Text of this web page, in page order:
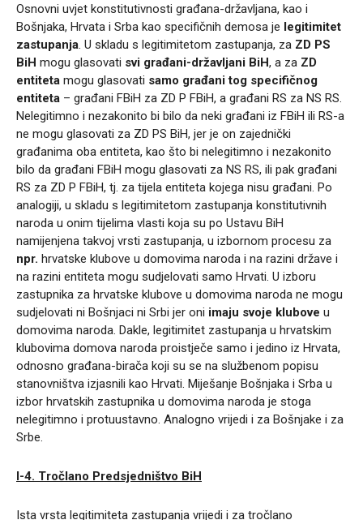
Osnovni uvjet konstitutivnosti građana-državljana, kao i
Bošnjaka, Hrvata i Srba kao specifičnih demosa je legitimitet
zastupanja. U skladu s legitimitetom zastupanja, za ZD PS
BiH mogu glasovati svi građani-državljani BiH, a za ZD
entiteta mogu glasovati samo građani tog specifičnog
entiteta – građani FBiH za ZD P FBiH, a građani RS za NS RS.
Nelegitimno i nezakonito bi bilo da neki građani iz FBiH ili RS-a
ne mogu glasovati za ZD PS BiH, jer je on zajednički
građanima oba entiteta, kao što bi nelegitimno i nezakonito
bilo da građani FBiH mogu glasovati za NS RS, ili pak građani
RS za ZD P FBiH, tj. za tijela entiteta kojega nisu građani. Po
analogiji, u skladu s legitimitetom zastupanja konstitutivnih
naroda u onim tijelima vlasti koja su po Ustavu BiH
namijenjena takvoj vrsti zastupanja, u izbornom procesu za
npr. hrvatske klubove u domovima naroda i na razini države i
na razini entiteta mogu sudjelovati samo Hrvati. U izboru
zastupnika za hrvatske klubove u domovima naroda ne mogu
sudjelovati ni Bošnjaci ni Srbi jer oni imaju svoje klubove u
domovima naroda. Dakle, legitimitet zastupanja u hrvatskim
klubovima domova naroda proistječe samo i jedino iz Hrvata,
odnosno građana-birača koji su se na službenom popisu
stanovništva izjasnili kao Hrvati. Miješanje Bošnjaka i Srba u
izbor hrvatskih zastupnika u domovima naroda je stoga
nelegitimno i protuustavno. Analogno vrijedi i za Bošnjake i za
Srbe.
I-4. Tročlano Predsjedništvo BiH
Ista vrsta legitimiteta zastupanja vrijedi i za tročlano